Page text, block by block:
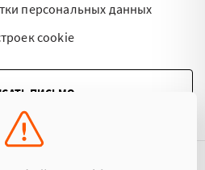
персональных данных
cookie
ПИСЬМО